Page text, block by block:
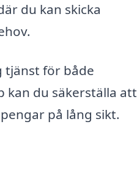
du kan skicka
tjänst för både
kan du säkerställa att
på lång sikt.